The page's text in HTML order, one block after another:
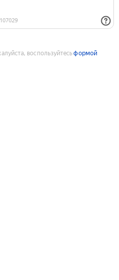
воспользуйтесьформой